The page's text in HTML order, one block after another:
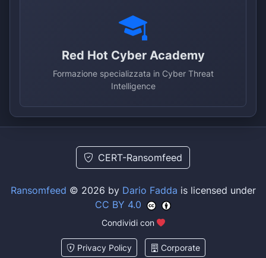
Red Hot Cyber Academy
Formazione specializzata in Cyber Threat
Intelligence
CERT-Ransomfeed
Ransomfeed © 2026 by Dario Fadda is licensed under
CC BY 4.0
Condividi con
Privacy Policy Corporate